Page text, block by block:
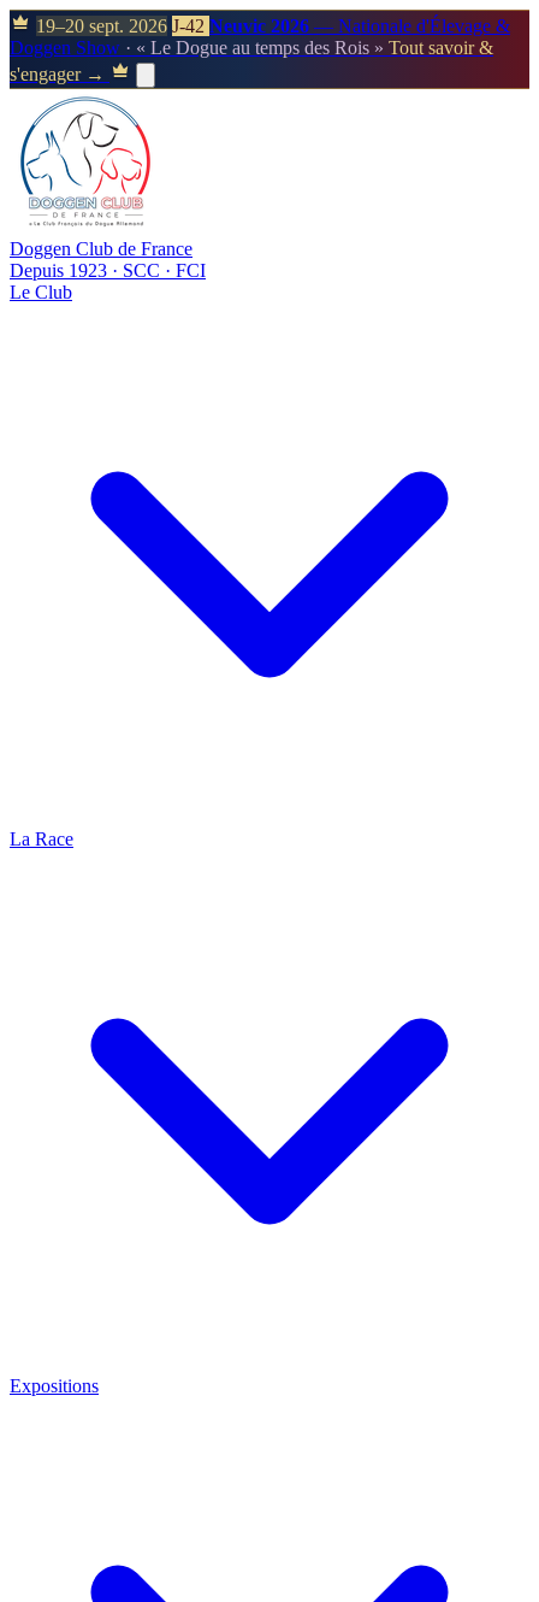
19–20 sept. 2026 J-42 Neuvic 2026 — Nationale d'Élevage &
Doggen Show · « Le Dogue au temps des Rois » Tout savoir &
s'engager →
Doggen Club de France
Depuis 1923 · SCC · FCI
Le Club
La Race
Expositions